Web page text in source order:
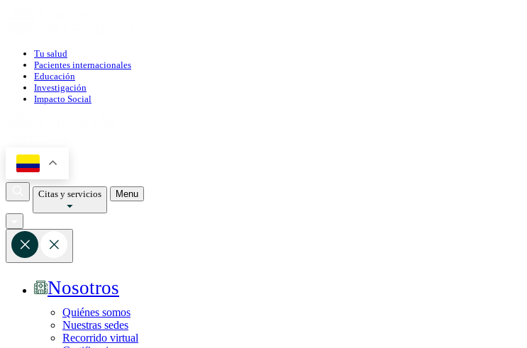
Tu salud
Pacientes internacionales
Educación
Investigación
Impacto Social
Citas y servicios Menu
Nosotros
Quiénes somos
Nuestras sedes
Recorrido virtual